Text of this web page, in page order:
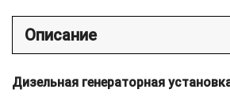
Описание
Дизельная генераторная